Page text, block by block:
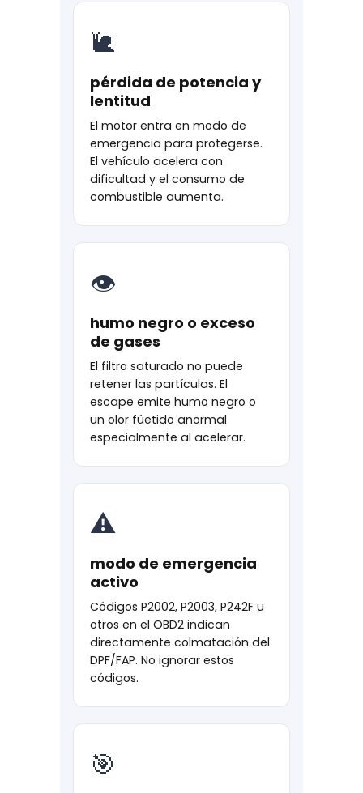
🐌
pérdida de potencia y
lentitud
El motor entra en modo de
emergencia para protegerse.
El vehículo acelera con
dificultad y el consumo de
combustible aumenta.
👁
humo negro o exceso
de gases
El filtro saturado no puede
retener las partículas. El
escape emite humo negro o
un olor fúetido anormal
especialmente al acelerar.
⚠
modo de emergencia
activo
Códigos P2002, P2003, P242F u
otros en el OBD2 indican
directamente colmatación del
DPF/FAP. No ignorar estos
códigos.
🎯